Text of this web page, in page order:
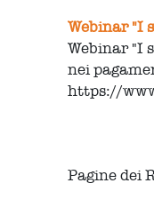
Webinar "I
Webinar "I
nei
https://
Pagine dei